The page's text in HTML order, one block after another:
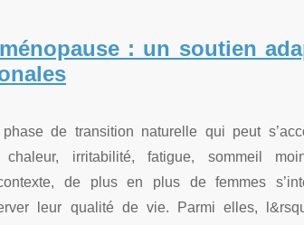
: un soutien
de transition naturelle qui peut
irritabilité, fatigue, sommeil
de plus en plus de femmes
leur qualité de vie. Parmi elles,